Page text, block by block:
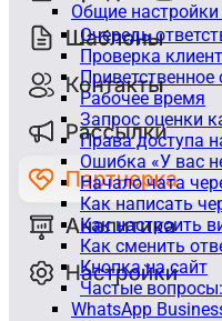
Общие
Очередь
Проверка
Рабочее время
Запрос оценки
Права доступа
Ошибка «У вас
Начало чата
Как написать
Как настроить
Как сменить
Кнопка на сайт
Частые
WhatsApp